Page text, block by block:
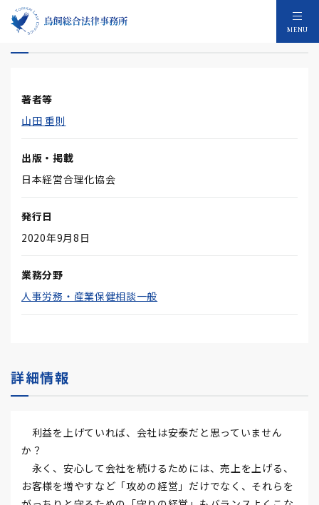
MENU
第38回 『その対応は、マタハラです！』
著者等
山田 重則
出版・掲載
日本経営合理化協会
発行日
2020年9月8日
業務分野
人事労務・産業保健相談一般
詳細情報
利益を上げていれば、会社は安泰だと思っていません
か？
永く、安心して会社を続けるためには、売上を上げる、
お客様を増やすなど「攻めの経営」だけでなく、それらを